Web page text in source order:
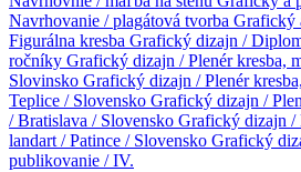
Navrhovanie / plagátová tvorba Grafický
Figurálna kresba Grafický dizajn /
ročníky Grafický dizajn / Plenér kresba,
Slovinsko Grafický dizajn / Plenér
Teplice / Slovensko Grafický dizajn /
/ Bratislava / Slovensko Grafický dizajn /
landart / Patince / Slovensko Grafický
publikovanie / IV.